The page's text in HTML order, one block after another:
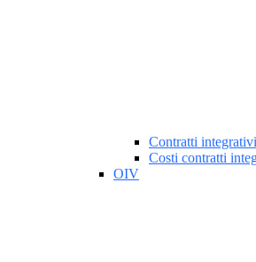
Contratti integrativi
Costi contratti
OIV